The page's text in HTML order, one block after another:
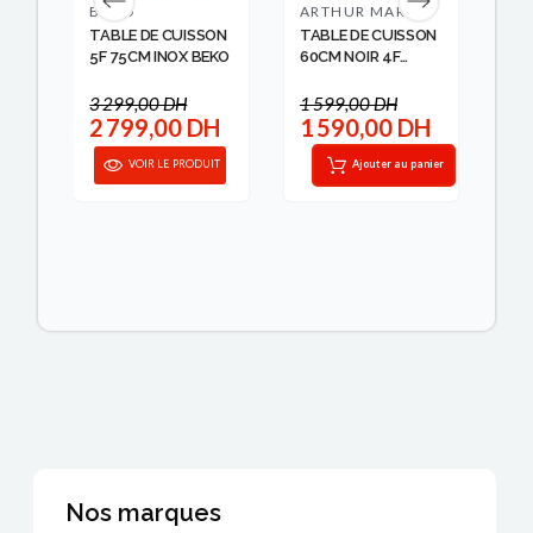
BEKO
TABLE DE CUISSON
5F 75CM INOX BEKO
3 299,00 DH
2 799,00 DH
VOIR LE PRODUIT
ARTHUR MARTIN
TABLE DE CUISSON
60CM NOIR 4F
1 599,00 DH
1 590,00 DH
Ajouter au panier
Nos marques